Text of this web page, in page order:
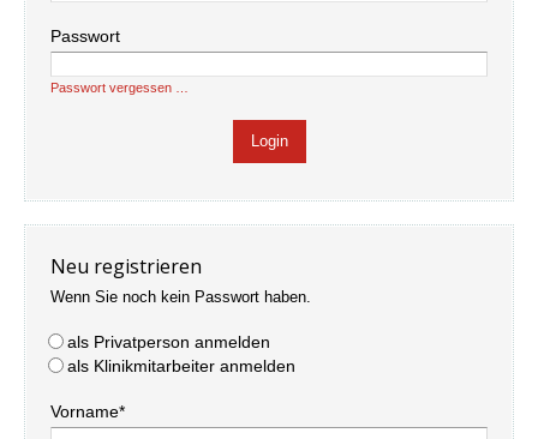
Passwort
Passwort vergessen …
Neu registrieren
Wenn Sie noch kein Passwort haben.
als Privatperson anmelden
als Klinikmitarbeiter anmelden
Vorname*